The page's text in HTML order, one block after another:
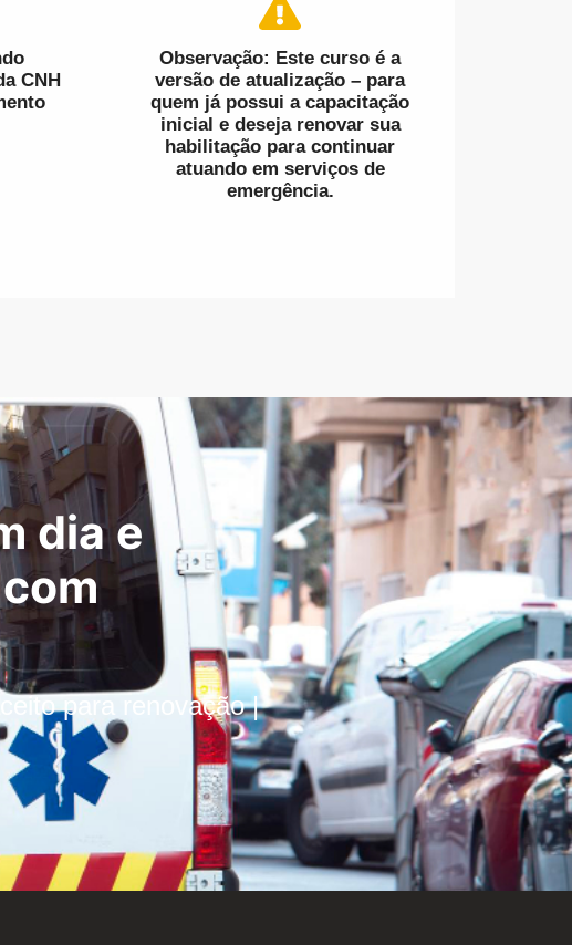
CNH
Observação: Este curso é a
versão de atualização – para
quem já possui a capacitação
inicial e deseja renovar sua
habilitação para continuar
atuando em serviços de
emergência.
dia e
para renovação |